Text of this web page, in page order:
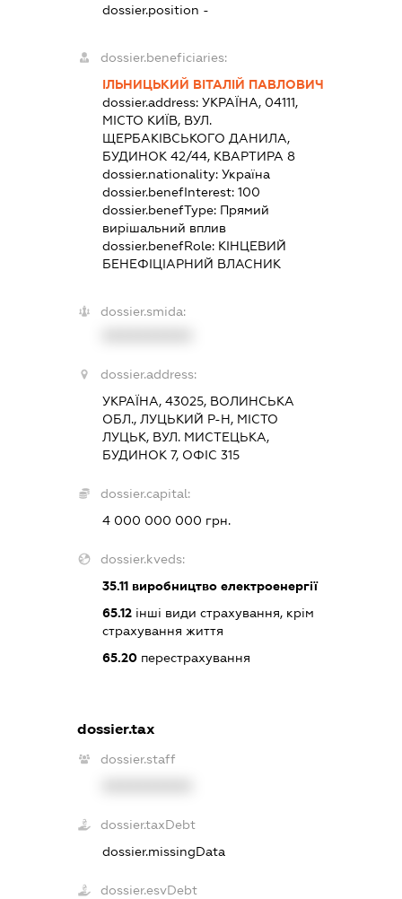
dossier.position -
dossier.beneficiaries:
ІЛЬНИЦЬКИЙ ВІТАЛІЙ ПАВЛОВИЧ
dossier.address: УКРАЇНА, 04111,
МІСТО КИЇВ, ВУЛ.
ЩЕРБАКІВСЬКОГО ДАНИЛА,
БУДИНОК 42/44, КВАРТИРА 8
dossier.nationality: Україна
dossier.benefInterest: 100
dossier.benefType: Прямий
вирішальний вплив
dossier.benefRole: КІНЦЕВИЙ
БЕНЕФІЦІАРНИЙ ВЛАСНИК
dossier.smida:
dossier.address:
УКРАЇНА, 43025, ВОЛИНСЬКА
ОБЛ., ЛУЦЬКИЙ Р-Н, МІСТО
ЛУЦЬК, ВУЛ. МИСТЕЦЬКА,
БУДИНОК 7, ОФІС 315
dossier.capital:
4 000 000 000 грн.
dossier.kveds:
35.11виробництво електроенергії
65.12інші види страхування, крім
страхування життя
65.20перестрахування
dossier.tax
dossier.staff
dossier.taxDebt
dossier.missingData
dossier.esvDebt